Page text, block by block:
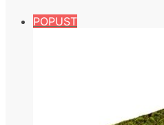
POPUST